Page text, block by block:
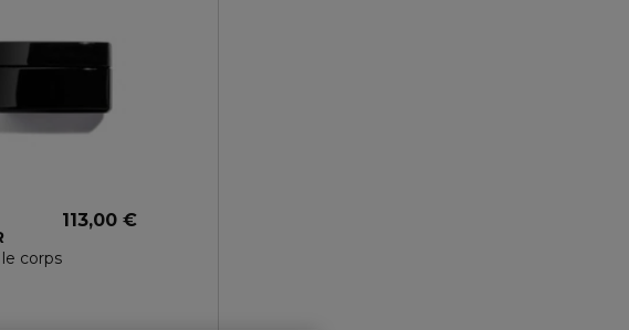
corps
113,00 €